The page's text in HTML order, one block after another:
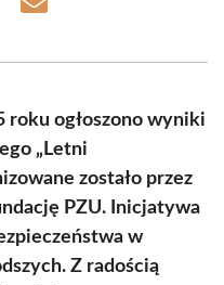
Share
roku ogłoszono wyniki
„Letni
zostało przez
PZU. Inicjatywa
w
Z radością